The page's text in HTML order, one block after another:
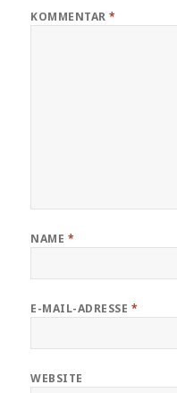
KOMMENTAR*
NAME *
E-MAIL-ADRESSE *
WEBSITE